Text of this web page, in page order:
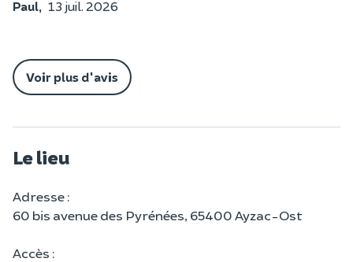
Paul, 13 juil. 2026
Voir plus d'avis
Le lieu
Adresse :
60 bis avenue des Pyrénées, 65400 Ayzac-Ost
Accès :